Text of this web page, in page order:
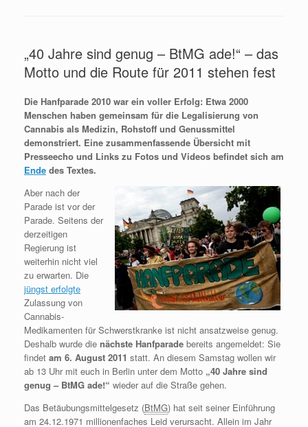
„40 Jahre sind genug – BtMG ade!“ – das
Motto und die Route für 2011 stehen fest
Die Hanfparade 2010 war ein voller Erfolg: Etwa 2000
Menschen haben gemeinsam für die Legalisierung von
Cannabis als Medizin, Rohstoff und Genussmittel
demonstriert. Eine zusammenfassende Übersicht mit
Presseecho und Links zu Fotos und Videos befindet sich am
Ende des Textes.
Aber nach der
Parade ist vor der
Parade. Seitens der
derzeitigen
Regierung ist
weiterhin nicht viel
zu erwarten. Die
jüngst erfolgte
Zulassung von
Cannabis-
Medikamenten für Schwerstkranke ist nicht ansatzweise genug.
Deshalb wurde die nächste Hanfparade bereits angemeldet: Sie
findet am 6. August 2011 statt. An diesem Samstag wollen wir
ab 13 Uhr mit euch in Berlin unter dem Motto „40 Jahre sind
genug – BtMG ade!“ wieder auf die Straße gehen.
Das Betäubungsmittelgesetz (BtMG) hat seit seiner Einführung
am 24.12.1971 millionenfaches Leid verursacht. Allein im Jahr